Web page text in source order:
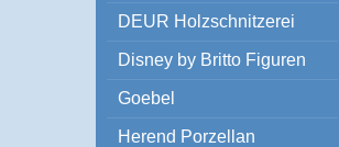
DEUR Holzschnitzerei
Disney by Britto Figuren
Goebel
Herend Porzellan